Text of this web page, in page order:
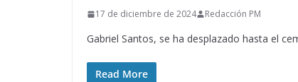
17 de diciembre de 2024 Redacción PM
Gabriel Santos, se ha desplazado hasta el
Read More